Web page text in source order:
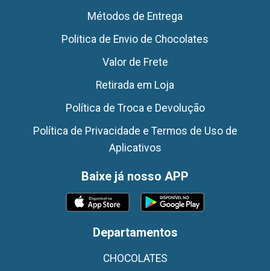
Métodos de Entrega
Politica de Envio de Chocolates
Valor de Frete
Retirada em Loja
Política de Troca e Devolução
Política de Privacidade e Termos de Uso de
Aplicativos
Baixe já nosso APP
Departamentos
CHOCOLATES